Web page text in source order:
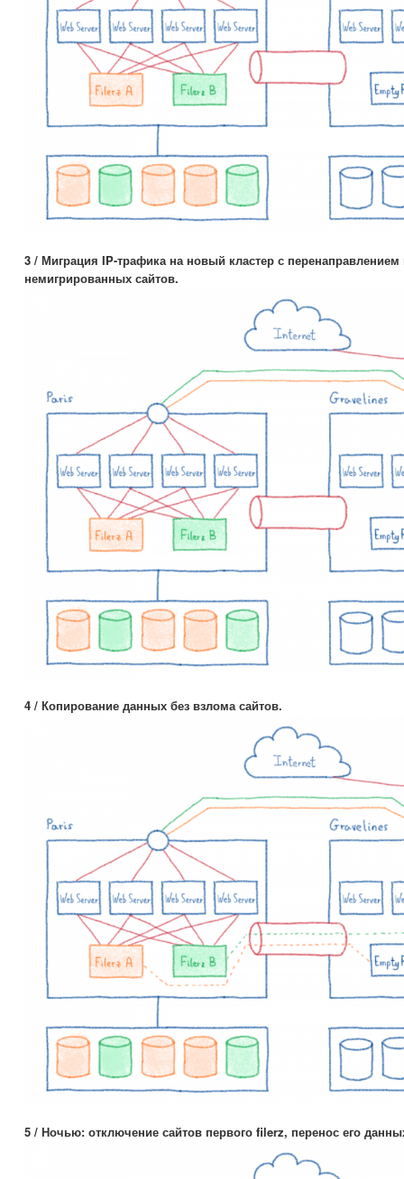
3 / Миграция IP-трафика на новый кластер с
немигрированных сайтов.
4 / Копирование данных без взлома сайтов.
5 / Ночью: отключение сайтов первого filerz, перенос его